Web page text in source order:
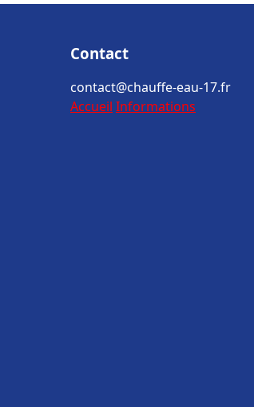
Contact
contact@chauffe-eau-17.fr
Accueil Informations